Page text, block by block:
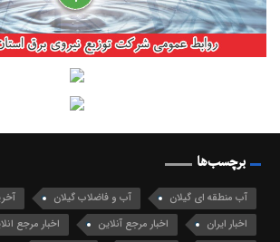
برچسب‌ها
آب منطقه ای گیلان آب و فاضلاب گیلان
اخبار ایران
اخبار مرجع آنلاین
اخبار مرجع